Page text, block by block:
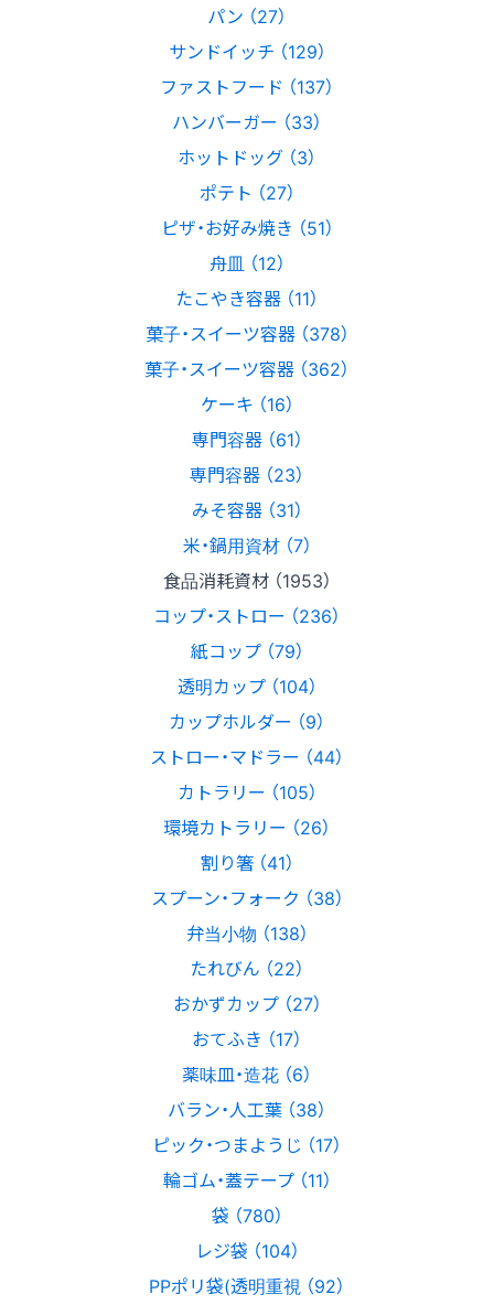
パン （27）
サンドイッチ （129）
ファストフード （137）
ハンバーガー （33）
ホットドッグ （3）
ポテト （27）
ピザ・お好み焼き （51）
舟皿 （12）
たこやき容器 （11）
菓子・スイーツ容器 （378）
菓子・スイーツ容器 （362）
ケーキ （16）
専門容器 （61）
専門容器 （23）
みそ容器 （31）
米・鍋用資材 （7）
食品消耗資材 （1953）
コップ・ストロー （236）
紙コップ （79）
透明カップ （104）
カップホルダー （9）
ストロー・マドラー （44）
カトラリー （105）
環境カトラリー （26）
割り箸 （41）
スプーン・フォーク （38）
弁当小物 （138）
たれびん （22）
おかずカップ （27）
おてふき （17）
薬味皿・造花 （6）
バラン・人工葉 （38）
ピック・つまようじ （17）
輪ゴム・蓋テープ （11）
袋 （780）
レジ袋 （104）
PPポリ袋(透明重視 （92）